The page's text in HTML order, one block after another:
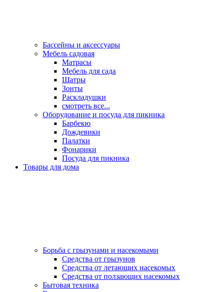
Бассейны и аксессуары
Мебель садовая
Матрасы
Мебель для сада
Шатры
Зонты
Раскладушки
смотреть все...
Оборудование и посуда для пикника
Барбекю
Дождевики
Палатки
Фонарики
Посуда для пикника
Товары для дома
Борьба с грызунами и насекомыми
Средства от грызунов
Средства от летающих насекомых
Средства от ползающих насекомых
Бытовая техника